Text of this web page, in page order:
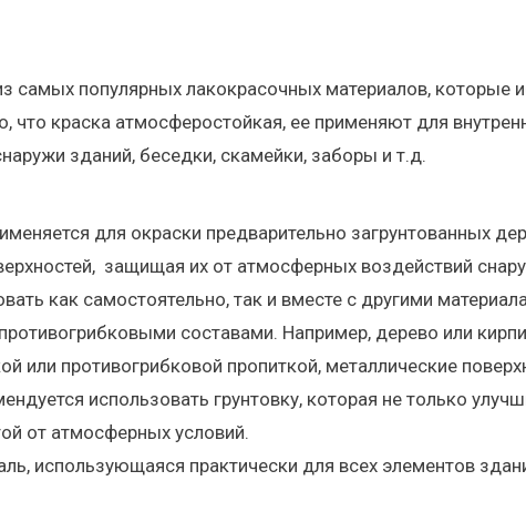
самых популярных лакокрасочных материалов, которые
что краска атмосферостойкая, ее применяют для
зданий, беседки, скамейки, заборы и т.д.
для окраски предварительно загрунтованных
защищая их от атмосферных воздействий
как самостоятельно, так и вместе с другими
составами. Например, дерево или
или противогрибковой пропиткой, металлические
использовать грунтовку, которая не только
от атмосферных условий.
использующаяся практически для всех элементов